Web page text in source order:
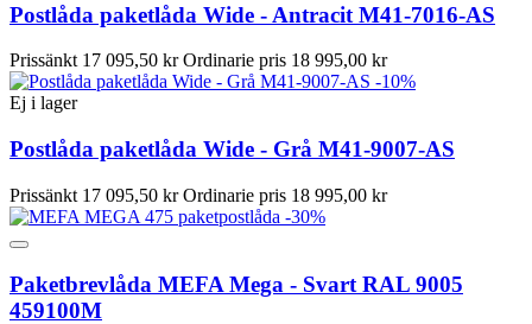
Postlåda paketlåda Wide - Antracit M41-7016-AS
Prissänkt 17 095,50 kr Ordinarie pris 18 995,00 kr
-10%
Ej i lager
Postlåda paketlåda Wide - Grå M41-9007-AS
Prissänkt 17 095,50 kr Ordinarie pris 18 995,00 kr
-30%
Paketbrevlåda MEFA Mega - Svart RAL 9005
459100M